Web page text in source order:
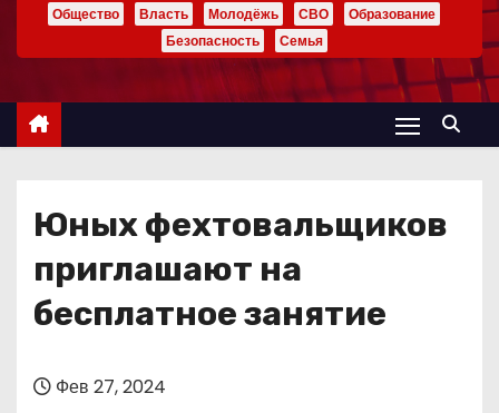
ж
Общество Власть Молодёжь СВО
Образование
Безопасность
Семья
Юных фехтовальщиков
приглашают на
бесплатное занятие
Фев 27, 2024